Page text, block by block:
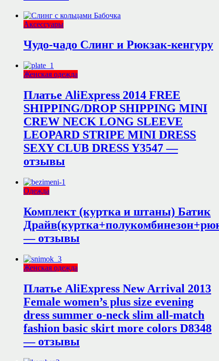
Аксессуары
Чудо-чадо Слинг и Рюкзак-кенгуру
Женская одежда
Платье AliExpress 2014 FREE
SHIPPING/DROP SHIPPING MINI
CREW NECK LONG SLEEVE
LEOPARD STRIPE MINI DRESS
SEXY CLUB DRESS Y3547 —
отзывы
Одежда
Комплект (куртка и штаны) Батик
— отзывы
Женская одежда
Платье AliExpress New Arrival 2013
Female women’s plus size evening
dress summer o-neck slim all-match
fashion basic skirt more colors D8348
— отзывы